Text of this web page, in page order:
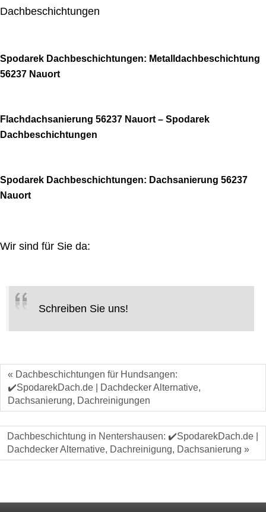
Dachbeschichtungen
Spodarek Dachbeschichtungen: Metalldachbeschichtung
56237 Nauort
Flachdachsanierung 56237 Nauort – Spodarek
Dachbeschichtungen
Spodarek Dachbeschichtungen: Dachsanierung 56237
Nauort
Wir sind für Sie da:
Schreiben Sie uns!
« Dachbeschichtungen für Hundsangen:
✔️SpodarekDach.de | Dachdecker Alternative,
Dachsanierung, Dachreinigungen
Dachbeschichtung in Nentershausen: ✔️SpodarekDach.de |
Dachdecker Alternative, Dachreinigung, Dachsanierung »